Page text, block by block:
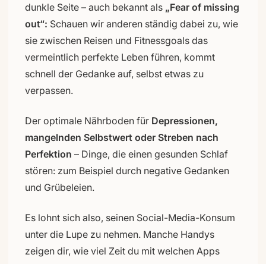
dunkle Seite – auch bekannt als „Fear of missing
out“: Schauen wir anderen ständig dabei zu, wie
sie zwischen Reisen und Fitnessgoals das
vermeintlich perfekte Leben führen, kommt
schnell der Gedanke auf, selbst etwas zu
verpassen.
Der optimale Nährboden für Depressionen,
mangelnden Selbstwert oder Streben nach
Perfektion – Dinge, die einen gesunden Schlaf
stören: zum Beispiel durch negative Gedanken
und Grübeleien.
Es lohnt sich also, seinen Social-Media-Konsum
unter die Lupe zu nehmen. Manche Handys
zeigen dir, wie viel Zeit du mit welchen Apps